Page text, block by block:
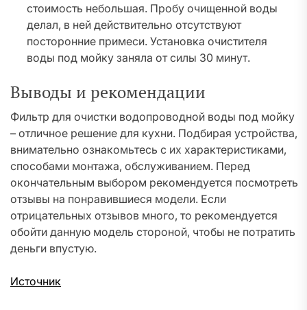
стоимость небольшая. Пробу очищенной воды
делал, в ней действительно отсутствуют
посторонние примеси. Установка очистителя
воды под мойку заняла от силы 30 минут.
Выводы и рекомендации
Фильтр для очистки водопроводной воды под мойку
– отличное решение для кухни. Подбирая устройства,
внимательно ознакомьтесь с их характеристиками,
способами монтажа, обслуживанием. Перед
окончательным выбором рекомендуется посмотреть
отзывы на понравившиеся модели. Если
отрицательных отзывов много, то рекомендуется
обойти данную модель стороной, чтобы не потратить
деньги впустую.
Источник